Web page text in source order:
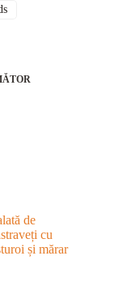
de
cu
și mărar